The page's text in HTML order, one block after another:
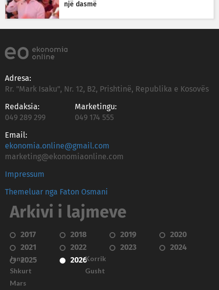
një dasmë
Adresa:
Rr. "Mark Isaku", Nr. 12, B2, Prishtinë, Republika e Kosovës
Redaksia:
049 289 299
Marketingu:
049 174 555
Email:
ekonomia.online@gmail.com
marketing@ekonomiaonline.com
Impressum
Themeluar nga Faton Osmani
Arkivi i lajmeve
2017 2018 2019
2020
2021
2022 2023
2024
2025
2026
Janar
Shkurt
Mars
Korrik
Gusht